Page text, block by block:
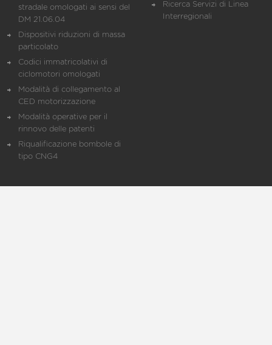
stradale omologati ai sensi del
DM 21.06.04
Dispositivi riduzioni di massa
particolato
Codici immatricolativi di
ciclomotori omologati
Modalità di collegamento al
CED motorizzazione
Modalità operative per il
rinnovo delle patenti
Riqualificazione bombole di
tipo CNG4
Ricerca Servizi di Linea
Interregionali